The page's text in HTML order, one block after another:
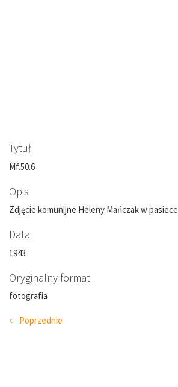
Tytuł
Mf.50.6
Opis
Zdjęcie komunijne Heleny Mańczak w pasiece
Data
1943
Oryginalny format
fotografia
← Poprzednie